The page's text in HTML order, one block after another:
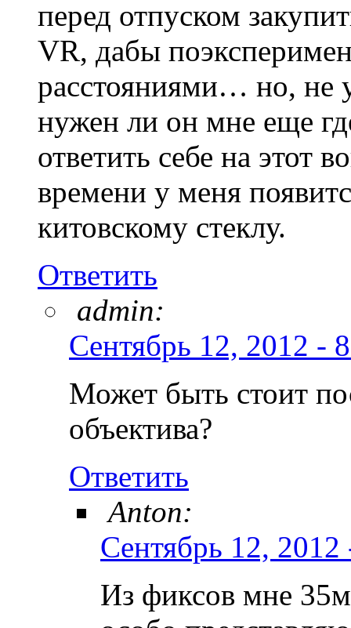
перед отпуском
VR, дабы
расстояниями… но, не
нужен ли он мне еще
ответить себе на этот
времени у меня
китовскому стеклу.
Ответить
admin:
Сентябрь 12, 2012 -
Может быть стоит
объектива?
Ответить
Anton:
Сентябрь 12,
Из фиксов мне